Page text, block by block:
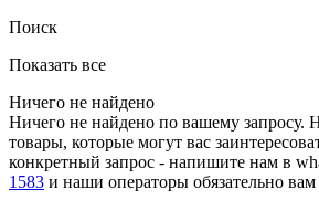
Поиск
Показать все
Ничего не найдено
Ничего не найдено по вашему запросу.
товары, которые могут вас
конкретный запрос - напишите нам в
1583 и наши операторы обязательно вам